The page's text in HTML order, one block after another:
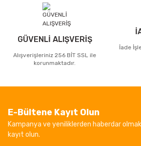
GÜVENLİ ALIŞVERİŞ
Alışverişleriniz 256 BİT SSL ile
korunmaktadır.
İade
E-Bültene Kayıt Olun
Kampanya ve yeniliklerden haberdar
kayıt olun.